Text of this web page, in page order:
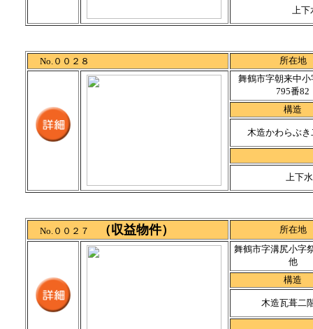
上下
No.００２８
所在地
舞鶴市字朝来中
795番82
構造
木造かわらぶき
上下
No.００２７ （収益物件）
所在地
舞鶴市字溝尻小字
他
構造
木造瓦葺二